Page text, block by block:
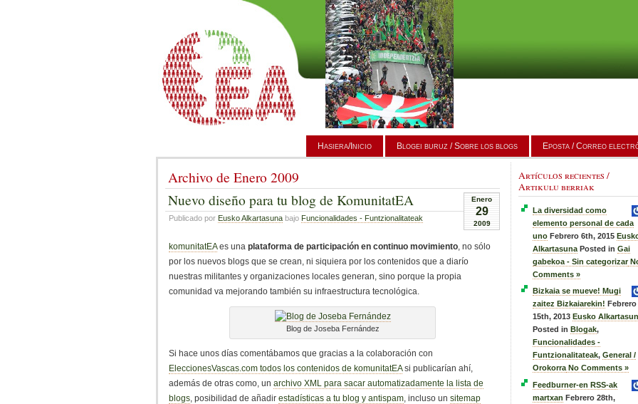
Hasiera/Inicio Blogei buruz / Sobre los blogs Eposta / Correo
Archivo de Enero 2009
Enero
29
2009
Nuevo diseño para tu blog de KomunitatEA
Publicado por Eusko Alkartasuna bajo Funcionalidades - Funtzionalitateak
komunitatEAes una plataforma de participación en continuo movimiento, no sólo
por los nuevos blogs que se crean, ni siquiera por los contenidos que a diarío
nuestras militantes y organizaciones locales generan, sino porque la propia
comunidad va mejorando también su infraestructura tecnológica.
Blog de Joseba Fernández
Si hace unos días comentábamos que gracias a la colaboración con
EleccionesVascas.com todos los contenidos de komunitatEAsi publicarían ahí,
además de otras como, un archivo XML para sacar automatizadamente la lista de
blogs, posibilidad de añadir estadísticas a tu blog y antispam, incluso un sitemap
Artículos recientes /
Artikulu berriak
La diversidad como
elemento personal de cada
uno Febrero 6th, 2015
Alkartasuna Posted in Gai
gabekoa - Sin categorizar
Comments »
Bizkaia se mueve! Mugi
zaitez Bizkaiarekin! Febrero
15th, 2013 Eusko
Posted in Blogak,
Funcionalidades -
Funtzionalitateak, General /
OrokorraNo Comments »
Feedburner-en RSS-ak
martxan Febrero 28th,